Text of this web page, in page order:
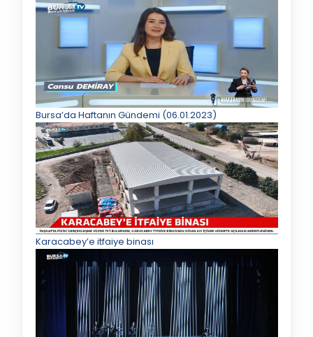
Bursa’da Haftanın Gündemi (06.01.2023)
Karacabey’e itfaiye binası